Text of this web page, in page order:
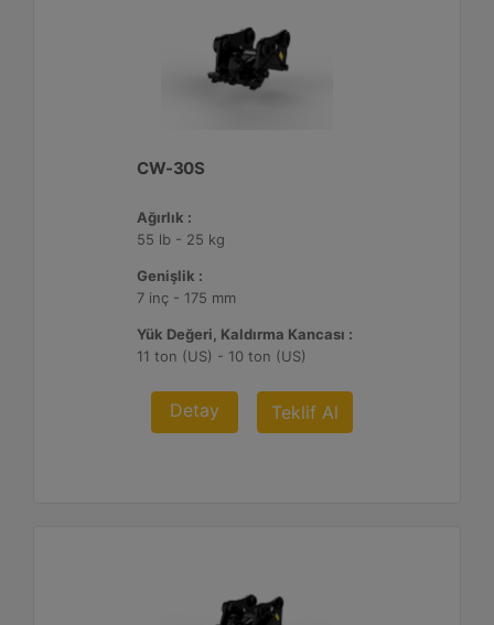
CW-30S
Ağırlık :
55 lb - 25 kg
Genişlik :
7 inç - 175 mm
Yük Değeri, Kaldırma Kancası :
11 ton (US) - 10 ton (US)
Detay Teklif Al